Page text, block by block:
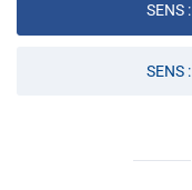
SENS :
SENS :